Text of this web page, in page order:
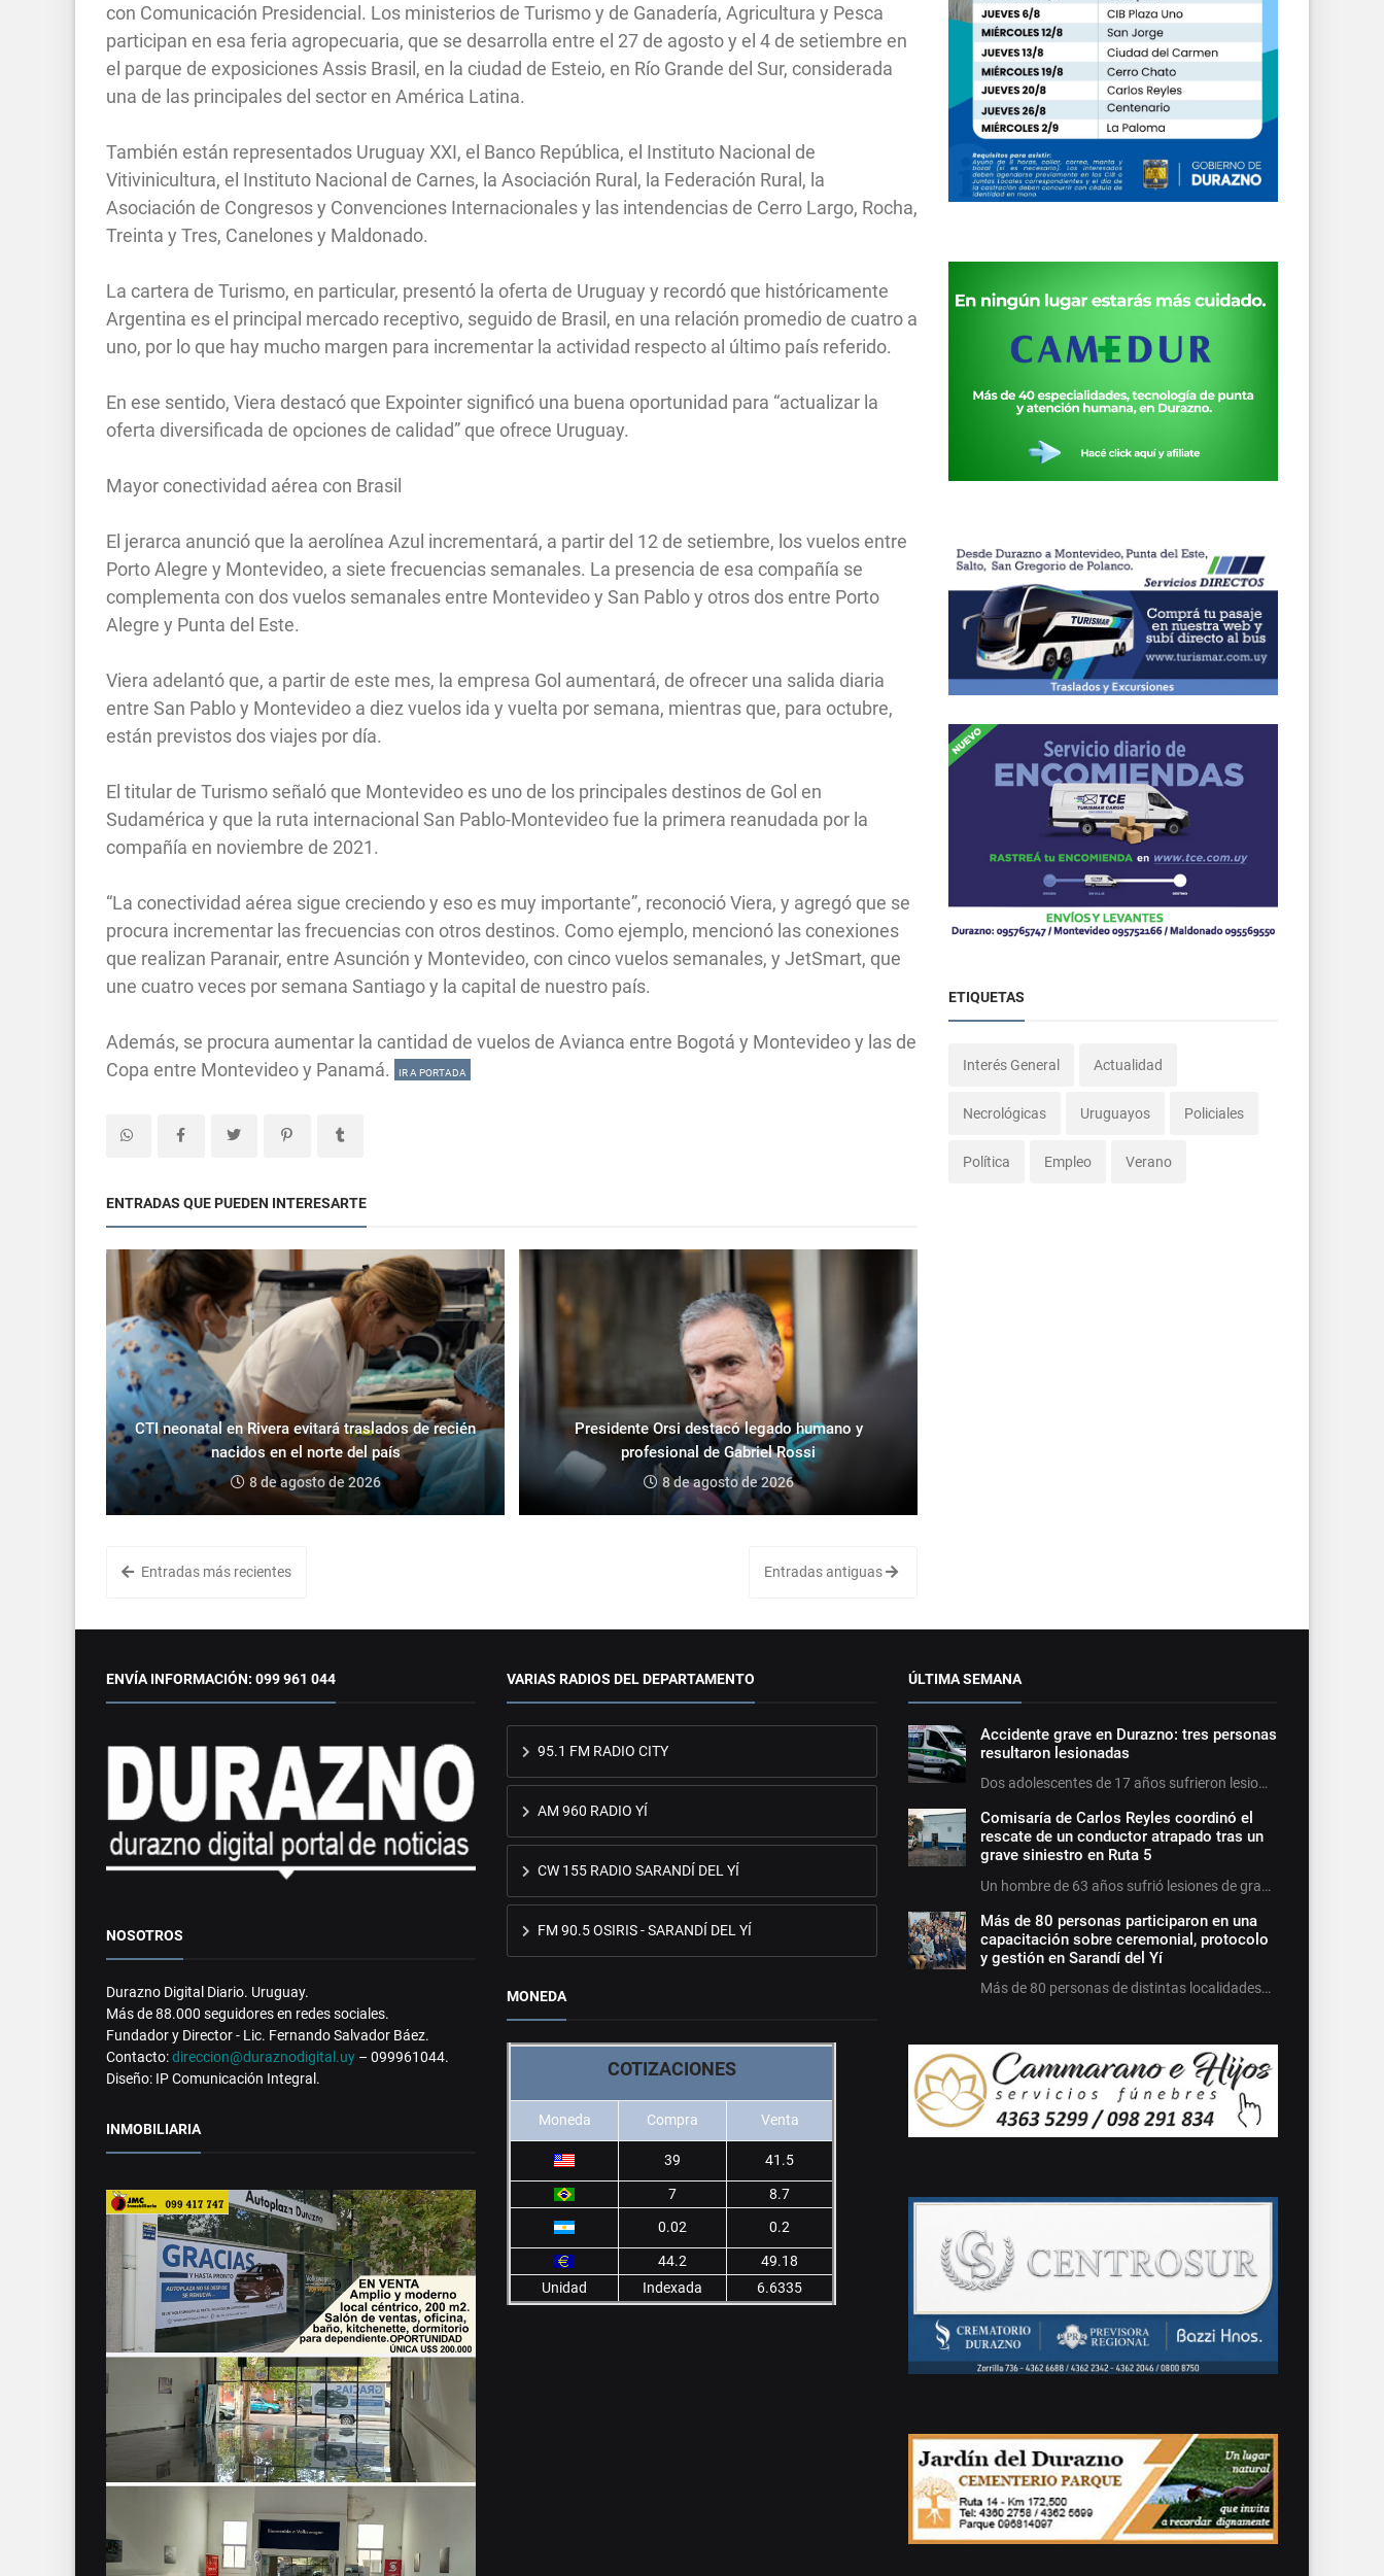
con Comunicación Presidencial. Los ministerios de Turismo y de Ganadería, Agricultura y Pesca
participan en esa feria agropecuaria, que se desarrolla entre el 27 de agosto y el 4 de setiembre en
el parque de exposiciones Assis Brasil, en la ciudad de Esteio, en Río Grande del Sur, considerada
una de las principales del sector en América Latina.
También están representados Uruguay XXI, el Banco República, el Instituto Nacional de
Vitivinicultura, el Instituto Nacional de Carnes, la Asociación Rural, la Federación Rural, la
Asociación de Congresos y Convenciones Internacionales y las intendencias de Cerro Largo, Rocha,
Treinta y Tres, Canelones y Maldonado.
La cartera de Turismo, en particular, presentó la oferta de Uruguay y recordó que históricamente
Argentina es el principal mercado receptivo, seguido de Brasil, en una relación promedio de cuatro a
uno, por lo que hay mucho margen para incrementar la actividad respecto al último país referido.
En ese sentido, Viera destacó que Expointer significó una buena oportunidad para “actualizar la
oferta diversificada de opciones de calidad” que ofrece Uruguay.
Mayor conectividad aérea con Brasil
El jerarca anunció que la aerolínea Azul incrementará, a partir del 12 de setiembre, los vuelos entre
Porto Alegre y Montevideo, a siete frecuencias semanales. La presencia de esa compañía se
complementa con dos vuelos semanales entre Montevideo y San Pablo y otros dos entre Porto
Alegre y Punta del Este.
Viera adelantó que, a partir de este mes, la empresa Gol aumentará, de ofrecer una salida diaria
entre San Pablo y Montevideo a diez vuelos ida y vuelta por semana, mientras que, para octubre,
están previstos dos viajes por día.
El titular de Turismo señaló que Montevideo es uno de los principales destinos de Gol en
Sudamérica y que la ruta internacional San Pablo-Montevideo fue la primera reanudada por la
compañía en noviembre de 2021.
“La conectividad aérea sigue creciendo y eso es muy importante”, reconoció Viera, y agregó que se
procura incrementar las frecuencias con otros destinos. Como ejemplo, mencionó las conexiones
que realizan Paranair, entre Asunción y Montevideo, con cinco vuelos semanales, y JetSmart, que
une cuatro veces por semana Santiago y la capital de nuestro país.
Además, se procura aumentar la cantidad de vuelos de Avianca entre Bogotá y Montevideo y las de
Copa entre Montevideo y Panamá.
IR A PORTADA
ENTRADAS QUE PUEDEN INTERESARTE
CTI neonatal en Rivera evitará traslados de recién
nacidos en el norte del país
8 de agosto de 2026
Presidente Orsi destacó legado humano y
profesional de Gabriel Rossi
8 de agosto de 2026
Entradas más recientes Entradas antiguas
ETIQUETAS
Interés General Actualidad
Necrológicas Uruguayos Policiales
Política Empleo Verano
ENVÍA INFORMACIÓN: 099 961 044
NOSOTROS
Durazno Digital Diario. Uruguay.
Más de 88.000 seguidores en redes sociales.
Fundador y Director - Lic. Fernando Salvador Báez.
Contacto:direccion@duraznodigital.uy – 099961044.
Diseño: IP Comunicación Integral.
INMOBILIARIA
VARIAS RADIOS DEL DEPARTAMENTO
95.1 FM RADIO CITY
AM 960 RADIO YÍ
CW 155 RADIO SARANDÍ DEL YÍ
FM 90.5 OSIRIS - SARANDÍ DEL YÍ
MONEDA
COTIZACIONES
Moneda Compra Venta
39 41.5
7
8.7
0.02
0.2
44.2
49.18
Unidad
Indexada 6.6335
ÚLTIMA SEMANA
Accidente grave en Durazno: tres personas
resultaron lesionadas
Dos adolescentes de 17 años sufrieron lesio…
Comisaría de Carlos Reyles coordinó el
rescate de un conductor atrapado tras un
grave siniestro en Ruta 5
Un hombre de 63 años sufrió lesiones de gra…
Más de 80 personas participaron en una
capacitación sobre ceremonial, protocolo
y gestión en Sarandí del Yí
Más de 80 personas de distintas localidades…